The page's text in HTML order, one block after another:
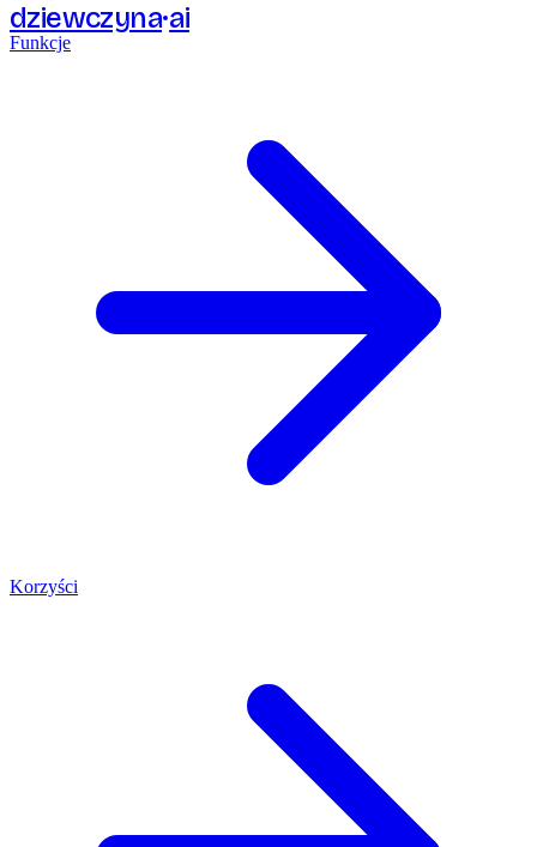
dziewczyna ai
Funkcje
Korzyści